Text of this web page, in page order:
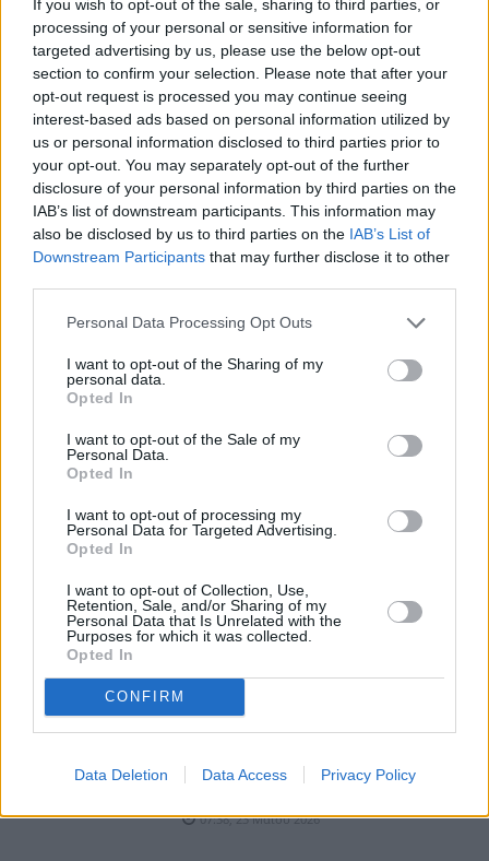
If you wish to opt-out of the sale, sharing to third parties, or
processing of your personal or sensitive information for
targeted advertising by us, please use the below opt-out
section to confirm your selection. Please note that after your
opt-out request is processed you may continue seeing
interest-based ads based on personal information utilized by
us or personal information disclosed to third parties prior to
your opt-out. You may separately opt-out of the further
disclosure of your personal information by third parties on the
IAB’s list of downstream participants. This information may
also be disclosed by us to third parties on the IAB’s List of
Downstream Participants that may further disclose it to other
Personal Data Processing Opt Outs
I want to opt-out of the Sharing of my
personal data.
Opted In
I want to opt-out of the Sale of my
Personal Data.
Opted In
I want to opt-out of processing my
Personal Data for Targeted Advertising.
Opted In
I want to opt-out of Collection, Use,
Retention, Sale, and/or Sharing of my
Personal Data that Is Unrelated with the
Purposes for which it was collected.
Opted In
CONFIRM
Data Deletion Data Access Privacy Policy
Βρετανία: Ο Ίλον Μασκ
κατηγορείται ότι τροφοδοτεί
την αναταραχή μετά την
επίθεση με μαχαίρι στο
Μπέλφαστ
12:47, 10 Ιουνίου 2026
Ο Ίλον Μασκ «έταξε» 602
πράγματα. Πόσα από αυτά
ΑΓΟΡΈΣ
χρηματιστήριο όλων των
ΑΓΟΡΈΣ
έλεγχος μένει αποκλειστικά
στον Μασκ
08:58, 30 Μαΐου 2026
SpaceX: Το Starship επέστρεψε
βλέμμα στη Wall Street
07:38, 23 Μαΐου 2026